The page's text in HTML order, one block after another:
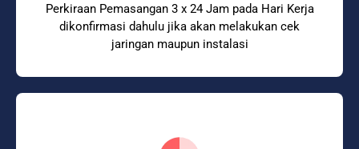
Perkiraan Pemasangan 3 x 24 Jam pada Hari Kerja
dikonfirmasi dahulu jika akan melakukan cek
jaringan maupun instalasi